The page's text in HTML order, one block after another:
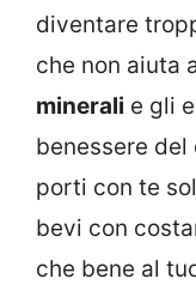
diventare
che non aiuta
minerali e gli
benessere
porti con te
bevi con
che bene al